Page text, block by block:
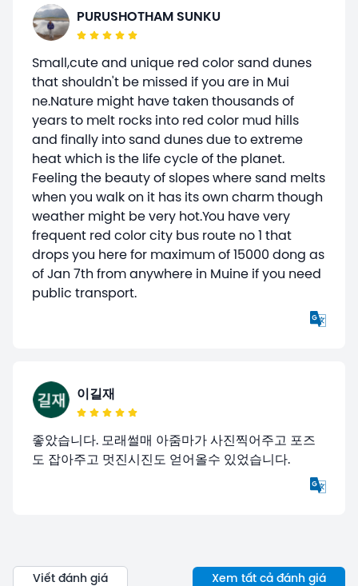
PURUSHOTHAM SUNKU
Small,cute and unique red color sand dunes
that shouldn't be missed if you are in Mui
ne.Nature might have taken thousands of
years to melt rocks into red color mud hills
and finally into sand dunes due to extreme
heat which is the life cycle of the planet.
Feeling the beauty of slopes where sand melts
when you walk on it has its own charm though
weather might be very hot.You have very
frequent red color city bus route no 1 that
drops you here for maximum of 15000 dong as
of Jan 7th from anywhere in Muine if you need
public transport.
이길재
좋았습니다. 모래썰매 아줌마가 사진찍어주고 포즈
도 잡아주고 멋진시진도 얻어올수 있었습니다.
Viết đánh giá Xem tất cả đánh giá